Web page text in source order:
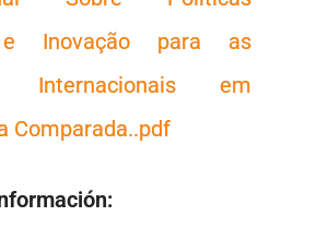
e Inovação para as
Internacionais em
Comparada..pdf